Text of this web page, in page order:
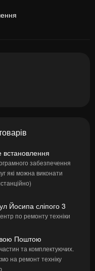
встановлення
забезпечення
які можна виконати
Йосипа сліпого 3
по ремонту техніки
Поштою
та комплектуючих.
на ремонт техніку